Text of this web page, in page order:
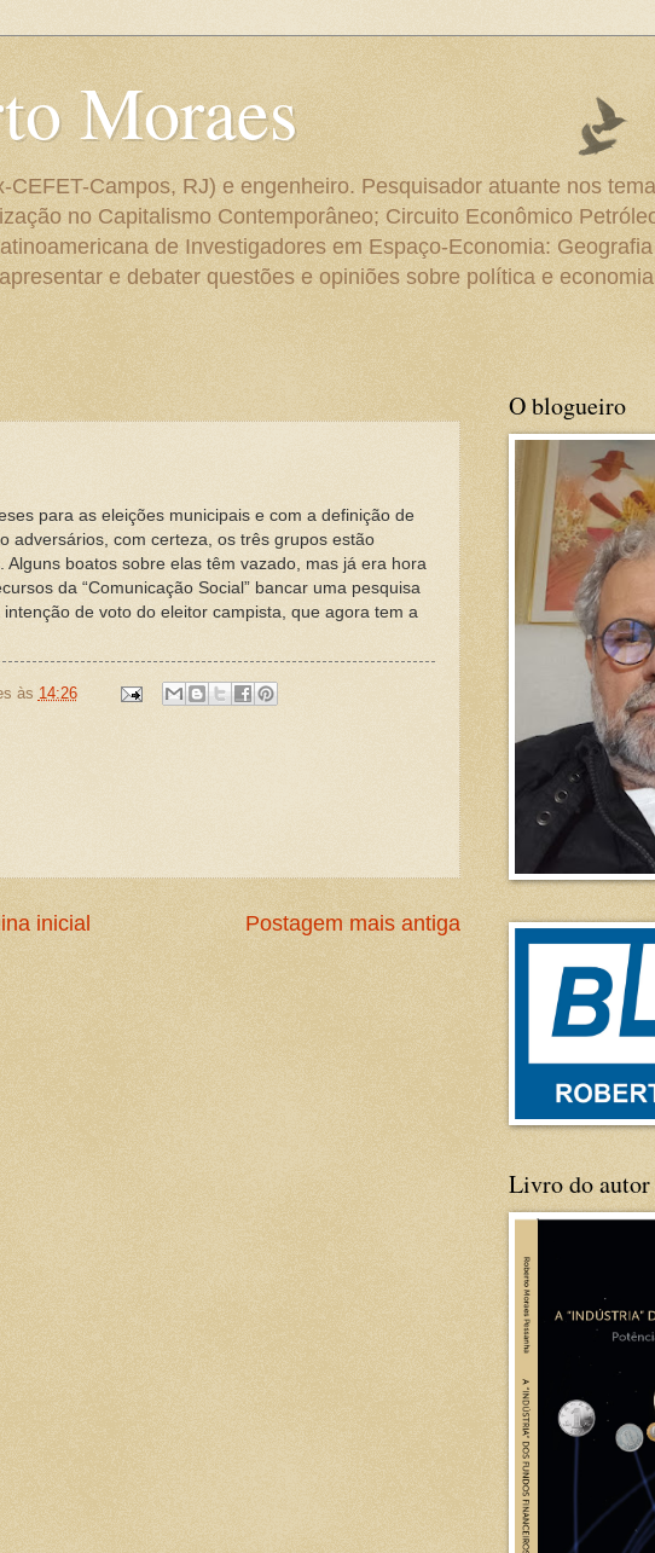
Moraes
Campos, RJ) e engenheiro. Pesquisador atuante nos
no Capitalismo Contemporâneo; Circuito Econômico
de Investigadores em Espaço-Economia:
e debater questões e opiniões sobre política e
para as eleições municipais e com a definição de
adversários, com certeza, os três grupos estão
boatos sobre elas têm vazado, mas já era hora
da “Comunicação Social” bancar uma pesquisa
de voto do eleitor campista, que agora tem a
às 14:26
Postagem mais antiga
inicial
O blogueiro
Livro do